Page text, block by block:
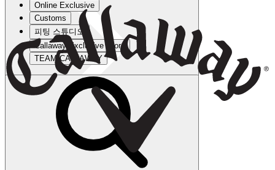
Online Exclusive
Customs
피팅 스튜디오
Callaway Exclusive Store
TEAM CALLAWAY